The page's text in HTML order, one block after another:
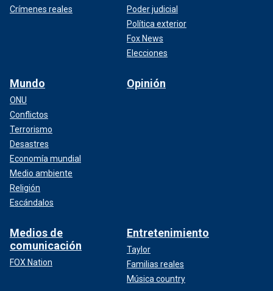
Crímenes reales
Poder judicial
Política exterior
Fox News
Elecciones
Mundo
ONU
Conflictos
Terrorismo
Desastres
Economía mundial
Medio ambiente
Religión
Escándalos
Opinión
Medios de
comunicación
FOX Nation
Entretenimiento
Taylor
Familias reales
Música country